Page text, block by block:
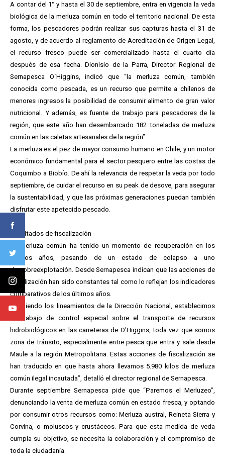
A contar del 1° y hasta el 30 de septiembre, entra en vigencia la veda
biológica de la merluza común en todo el territorio nacional. De esta
forma, los pescadores podrán realizar sus capturas hasta el 31 de
agosto, y de acuerdo al reglamento de Acreditación de Origen Legal,
el recurso fresco puede ser comercializado hasta el cuarto día
después de esa fecha. Dionisio de la Parra, Director Regional de
Sernapesca O´Higgins, indicó que “la merluza común, también
conocida como pescada, es un recurso que permite a chilenos de
menores ingresos la posibilidad de consumir alimento de gran valor
nutricional. Y además, es fuente de trabajo para pescadores de la
región, que este año han desembarcado 182 toneladas de merluza
común en las caletas artesanales de la región”.
La merluza es el pez de mayor consumo humano en Chile, y un motor
económico fundamental para el sector pesquero entre las costas de
Coquimbo a Biobío. De ahí la relevancia de respetar la veda por todo
septiembre, de cuidar el recurso en su peak de desove, para asegurar
la sustentabilidad, y que las próximas generaciones puedan también
disfrutar este apetecido pescado.
Resultados de fiscalización
La merluza común ha tenido un momento de recuperación en los
últimos años, pasando de un estado de colapso a uno
de sobreexplotación. Desde Sernapesca indican que las acciones de
fiscalización han sido constantes tal como lo reflejan los indicadores
comparativos de los últimos años.
“Siguiendo los lineamientos de la Dirección Nacional, establecimos
un trabajo de control especial sobre el transporte de recursos
hidrobiológicos en las carreteras de O'Higgins, toda vez que somos
zona de tránsito, especialmente entre pesca que entra y sale desde
Maule a la región Metropolitana. Estas acciones de fiscalización se
han traducido en que hasta ahora llevamos 5.980 kilos de merluza
común ilegal incautada”, detalló el director regional de Sernapesca.
Durante septiembre Sernapesca pide que “Paremos el Merluzeo”,
denunciando la venta de merluza común en estado fresca, y optando
por consumir otros recursos como: Merluza austral, Reineta Sierra y
Corvina, o moluscos y crustáceos. Para que esta medida de veda
cumpla su objetivo, se necesita la colaboración y el compromiso de
toda la ciudadanía.